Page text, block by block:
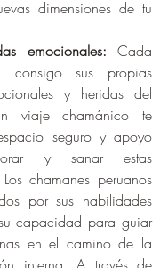
dimensiones de tu
emocionales: Cada
consigo sus propias
y heridas del
viaje chamánico te
seguro y apoyo
y sanar estas
chamanes peruanos
por sus habilidades
capacidad para guiar
en el camino de la